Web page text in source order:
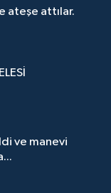
ateşe attılar.
ve manevi